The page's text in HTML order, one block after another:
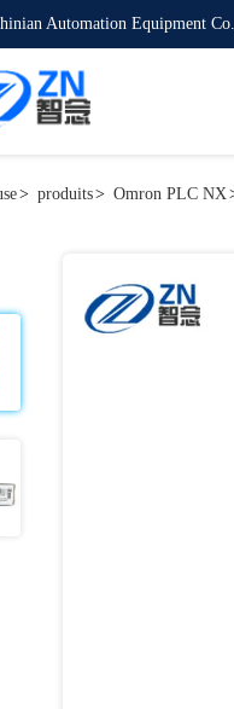
Automation Equipment
> produits> Omron PLC NX